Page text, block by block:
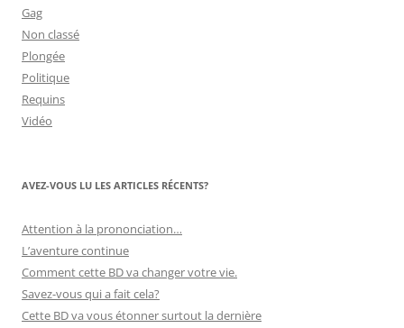
Gag
Non classé
Plongée
Politique
Requins
Vidéo
AVEZ-VOUS LU LES ARTICLES RÉCENTS?
Attention à la prononciation…
L’aventure continue
Comment cette BD va changer votre vie.
Savez-vous qui a fait cela?
Cette BD va vous étonner surtout la dernière